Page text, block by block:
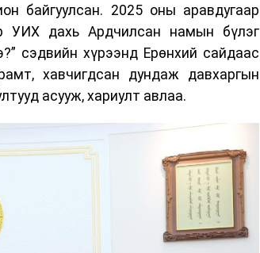
байгуулсан. 2025 оны аравдугаар
УИХ дахь Ардчилсан намын бүлэг
сэдвийн хүрээнд Ерөнхий сайдаас
хавчигдсан дундаж давхаргын
асууж, хариулт авлаа.